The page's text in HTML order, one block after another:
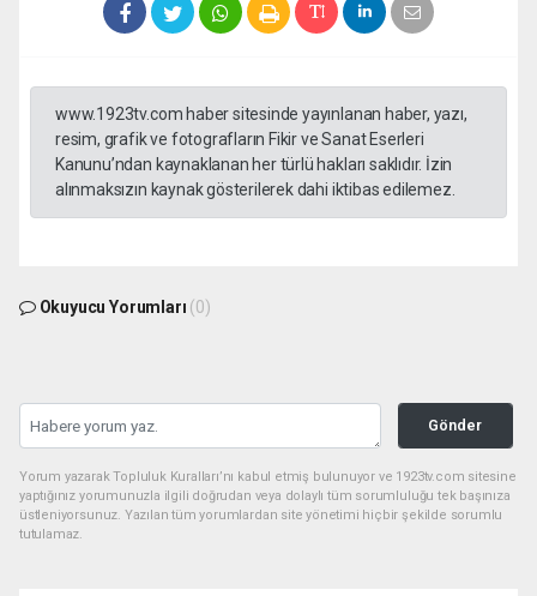
www.1923tv.com haber sitesinde yayınlanan haber, yazı,
resim, grafik ve fotografların Fikir ve Sanat Eserleri
Kanunu’ndan kaynaklanan her türlü hakları saklıdır. İzin
alınmaksızın kaynak gösterilerek dahi iktibas edilemez.
Okuyucu Yorumları (0)
Gönder
Yorum yazarak Topluluk Kuralları’nı kabul etmiş bulunuyor ve 1923tv.com sitesine
yaptığınız yorumunuzla ilgili doğrudan veya dolaylı tüm sorumluluğu tek başınıza
üstleniyorsunuz. Yazılan tüm yorumlardan site yönetimi hiçbir şekilde sorumlu
tutulamaz.